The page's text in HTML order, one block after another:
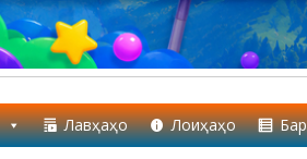
Лавҳаҳо Лоиҳаҳо